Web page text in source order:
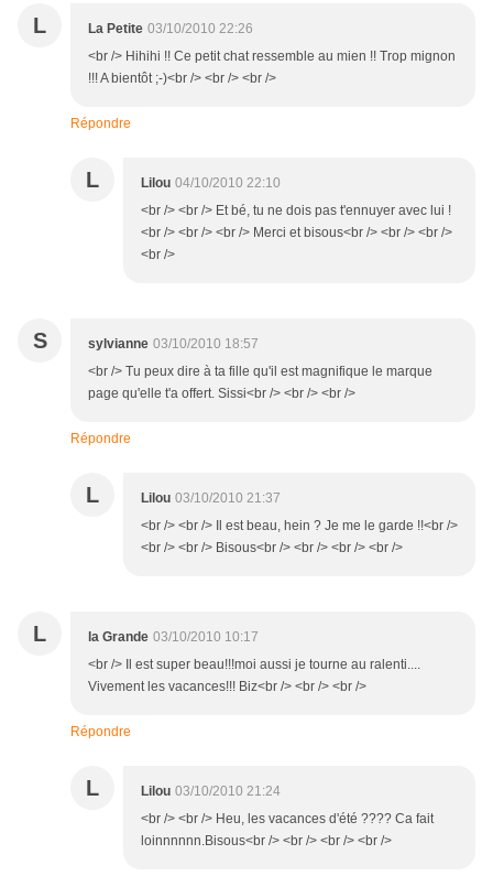
L La Petite 03/10/2010 22:26
<br /> Hihihi !! Ce petit chat ressemble au mien !! Trop mignon
!!! A bientôt ;-)<br /> <br /> <br />
Répondre
L Lilou 04/10/2010 22:10
<br /> <br /> Et bé, tu ne dois pas t'ennuyer avec lui !
<br /> <br /> <br /> Merci et bisous<br /> <br /> <br />
<br />
S sylvianne 03/10/2010 18:57
<br /> Tu peux dire à ta fille qu'il est magnifique le marque
page qu'elle t'a offert. Sissi<br /> <br /> <br />
Répondre
L Lilou 03/10/2010 21:37
<br /> <br /> Il est beau, hein ? Je me le garde !!<br />
<br /> <br /> Bisous<br /> <br /> <br /> <br />
L la Grande 03/10/2010 10:17
<br /> Il est super beau!!!moi aussi je tourne au ralenti....
Vivement les vacances!!! Biz<br /> <br /> <br />
Répondre
L Lilou 03/10/2010 21:24
<br /> <br /> Heu, les vacances d'été ???? Ca fait
loinnnnnn.Bisous<br /> <br /> <br /> <br />